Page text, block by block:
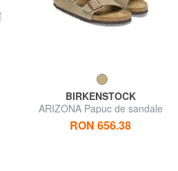
BIRKENSTOCK
ARIZONA Papuc de sandale
cu catarame
RON 656.38